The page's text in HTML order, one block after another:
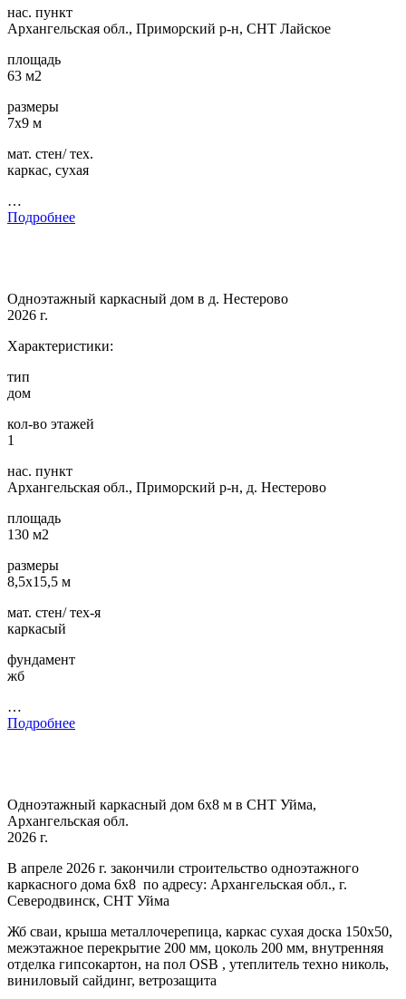
нас. пункт
Архангельская обл., Приморский р-н, СНТ Лайское
площадь
63 м2
размеры
7х9 м
мат. стен/ тех.
каркас, сухая
…
Подробнее
Одноэтажный каркасный дом в д. Нестерово
2026 г.
Характеристики:
тип
дом
кол-во этажей
1
нас. пункт
Архангельская обл., Приморский р-н, д. Нестерово
площадь
130 м2
размеры
8,5х15,5 м
мат. стен/ тех-я
каркасый
фундамент
жб
…
Подробнее
Одноэтажный каркасный дом 6х8 м в СНТ Уйма,
Архангельская обл.
2026 г.
В апреле 2026 г. закончили строительство одноэтажного
каркасного дома 6х8 по адресу: Архангельская обл., г.
Северодвинск, СНТ Уйма
Жб сваи, крыша металлочерепица, каркас сухая доска 150х50,
межэтажное перекрытие 200 мм, цоколь 200 мм, внутренняя
отделка гипсокартон, на пол OSB , утеплитель техно николь,
виниловый сайдинг, ветрозащита